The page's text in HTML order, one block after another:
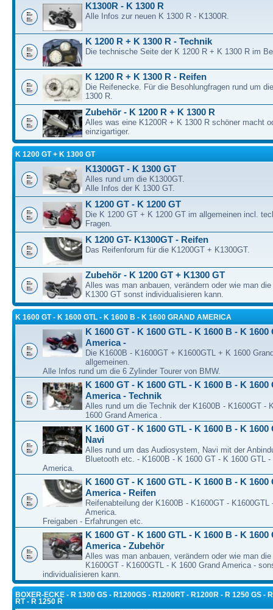
K1300R - K 1300 R
Alle Infos zur neuen K 1300 R - K1300R.
K 1200 R + K 1300 R - Technik
Die technische Seite der K 1200 R + K 1300 R im
K 1200 R + K 1300 R - Reifen
Die Reifenecke. Für die Besohlungfragen rund um
1300 R.
Zubehör - K 1200 R + K 1300 R
Alles was eine K1200R + K 1300 R schöner macht
einzigartiger.
K 1200 GT + K 1300 GT
K1300GT - K 1300 GT
Alles rund um die K1300GT.
Alle Infos der K 1300 GT.
K 1200 GT - K 1200 GT
Die K 1200 GT + K 1200 GT im allgemeinen incl.
Fragen.
K 1200 GT- K1300GT - Reifen
Das Reifenforum für die K1200GT + K1300GT.
Zubehör - K 1200 GT + K1300 GT
Alles was man anbauen, verändern oder wie man
K1300 GT sonst individualisieren kann.
K 1600 GT - K 1600 GTL - K 1600 B - K 1600 GRAND AMERICA
K 1600 GT - K 1600 GTL - K 1600 B - K 1600
America -
Die K1600B - K1600GT + K1600GTL + K 1600
allgemeinen.
Alle Infos rund um die 6 Zylinder Tourer von BMW.
K 1600 GT - K 1600 GTL - K 1600 B - K 1600
America - Technik
Alles rund um die Technik der K1600B - K1600GT -
1600 Grand America .
K 1600 GT - K 1600 GTL - K 1600 B - K 1600
Navi
Alles rund um das Audiosystem, Navi mit der
Bluetooth etc. - K1600B - K 1600 GT - K 1600 GTL -
America.
K 1600 GT - K 1600 GTL - K 1600 B - K 1600
America - Reifen
Reifenabteilung der K1600B - K1600GT - K1600GTL
America.
Freigaben - Erfahrungen etc.
K 1600 GT - K 1600 GTL - K 1600 B - K 1600
America - Zubehör
Alles was man anbauen, verändern oder wie man
K1600GT - K1600GTL - K 1600 Grand America -
individualisieren kann.
BOXER-ECKE - R 1300 GS - R1200GS - R1200RT - R1200R - R 1250 GS -
RT - R 1250 R